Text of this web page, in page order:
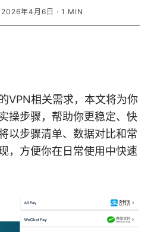
2026年4月6日 · 1 MIN
VPN相关需求，本文将为你
操步骤，帮助你更稳定、快
以步骤清单、数据对比和常
，方便你在日常使用中快速